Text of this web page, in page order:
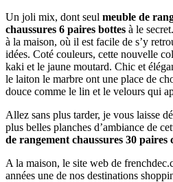
Un joli mix, dont seul meuble de
chaussures 6 paires bottes à le
à la maison, où il est facile de s’y
idées. Coté couleurs, cette nouvelle
kaki et le jaune moutard. Chic et
le laiton le marbre ont une place de
douce comme le lin et le velours qui
Allez sans plus tarder, je vous laisse
plus belles planches d’ambiance de
de rangement chaussures 30 paires
A la maison, le site web de
années une de nos destinations